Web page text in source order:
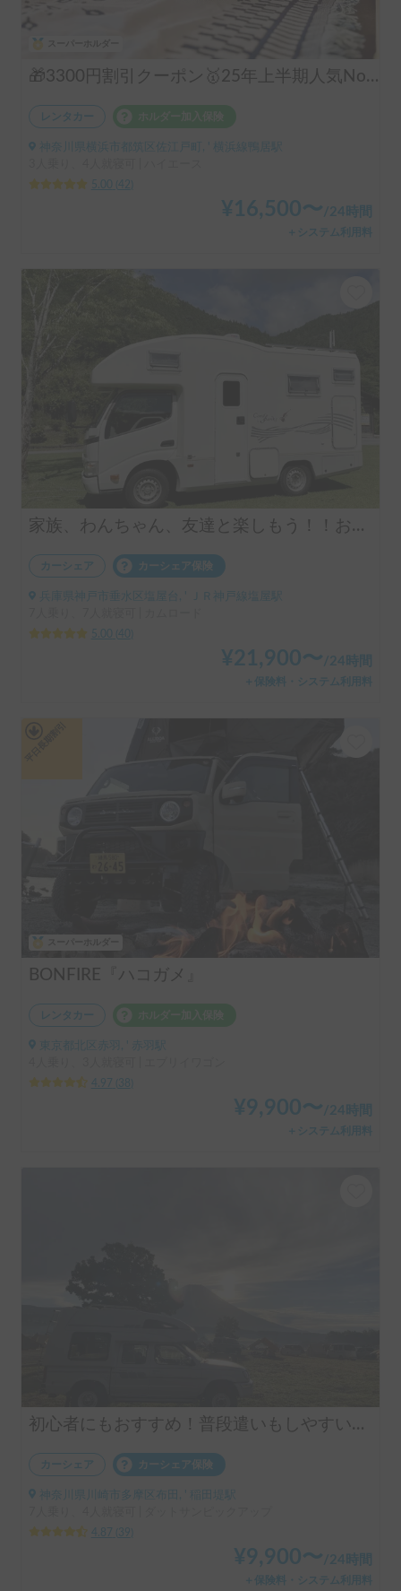
🎁3300円割引クーポン🥇25年上半期人気No.1「動くログハウス🪵」【カップルに大人気✨】【ペット旅🐕】📌内容充実なのに格安の「オリジナル保険プラン」を準備👍
レンタカー
神奈川県横浜市都筑区佐江戸町, ' 横浜線鴨居駅
5.00
42
¥ 16,500〜/24時間
＋システム利用料
家族、わんちゃん、友達と楽しもう！！お気軽旅行のキャンピングカー（コルドバンクス）四国・淡路島にアクセス抜群🗾ペット大歓迎🐶ケージ無しOK、WIFI無料
カーシェア カーシェア保険
兵庫県神戸市垂水区塩屋台, ' ＪＲ神戸線塩屋駅
5.00
40
¥21,900〜/24時間
＋保険料・システム利用料
BONFIRE『ハコガメ』
レンタカー
東京都北区赤羽, ' 赤羽駅
4.97
38
¥9,900〜 /24時間
＋システム利用料
初心者にもおすすめ！普段遣いもしやすいピックアップトラックキャンピングカー！
カーシェア カーシェア保険
神奈川県川崎市多摩区布田, ' 稲田堤駅
4.87
39
¥9,900〜 /24時間
＋保険料・システム利用料